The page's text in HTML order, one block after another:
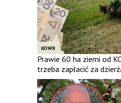
KOWR
Prawie 60 ha ziemi od
trzeba zapłacić za